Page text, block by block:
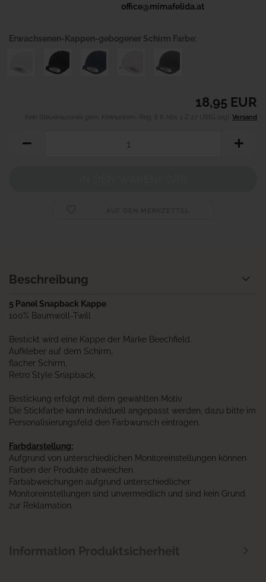
office@mimafelida.at
Erwachsenen-Kappen-gebogener Schirm Farbe:
18,95 EUR
Kein Steuerausweis gem. Kleinuntern.-Reg. § 6 Abs. 1 Z 27 UStG zzgl. Versand
Beschreibung
5 Panel Snapback Kappe
100% Baumwoll-Twill
Bestickt wird eine Kappe der Marke Beechfield.
Aufkleber auf dem Schirm,
flacher Schirm,
Retro Style Snapback,
Bestickung erfolgt mit dem gewählten Motiv.
Die Stickfarbe kann individuell angepasst werden, dazu bitte im
Personalisierungsfeld den Farbwunsch eintragen.
Farbdarstellung:
Aufgrund von unterschiedlichen Monitoreinstellungen können
Farben der Produkte abweichen.
Farbabweichungen aufgrund unterschiedlicher
Monitoreinstellungen sind unvermeidlich und sind kein Grund
zur Reklamation.
Information Produktsicherheit